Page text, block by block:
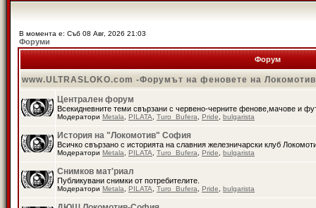
В момента е: Съб 08 Авг, 2026 21:03
Форуми
Форум
www.ULTRASLOKO.com -Форумът на феновете на
Централен форум
Всекидневните теми свързани с червено-черните фенове,мачове и
Модератори Metala PILATA Turo_Bufera Pride bulgarista
История на "Локомотив" София
Всичко свързано с историята на славния железничарски клуб
Модератори Metala PILATA Turo_Bufera Pride bulgarista
Снимков мат'риал
Публикувани снимки от потребителите.
Модератори Metala PILATA Turo_Bufera Pride bulgarista